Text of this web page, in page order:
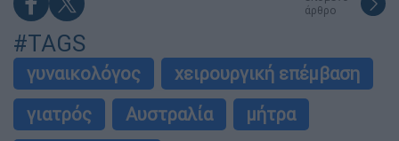
άρθρο
#TAGS
γυναικολόγος
χειρουργική επέμβαση
γιατρός
Αυστραλία
μήτρα